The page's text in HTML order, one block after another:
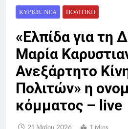
ΚΥΡΊΩΣ ΝΈΑ ΠΟΛΙΤΙΚΉ
«Ελπίδα για τη
Μαρία
Ανεξάρτητο
Πολιτών» η
κόμματος – live